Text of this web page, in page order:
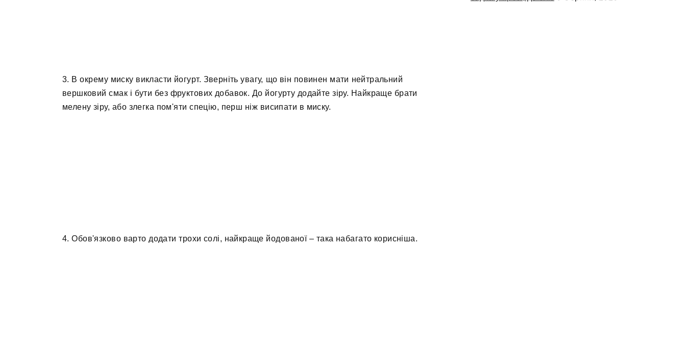
3. В окрему миску викласти йогурт. Зверніть увагу, що він повинен мати нейтральний
вершковий смак і бути без фруктових добавок. До йогурту додайте зіру. Найкраще брати
мелену зіру, або злегка пом'яти спецію, перш ніж висипати в миску.
4. Обов'язково варто додати трохи солі, найкраще йодованої – така набагато корисніша.